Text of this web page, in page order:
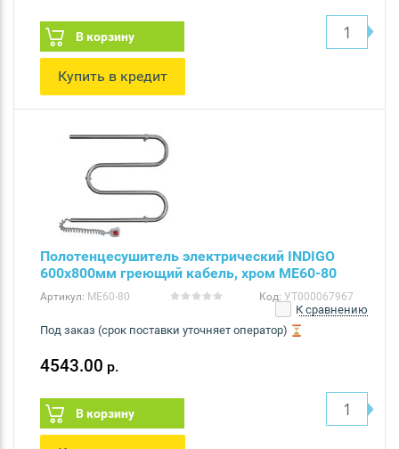
В корзину
Купить в кредит
Полотенцесушитель электрический INDIGO
600х800мм греющий кабель, хром ME60-80
Артикул: ME60-80 Код: УТ000067967
К сравнению
Под заказ (срок поставки уточняет оператор)
4543.00 р.
В корзину